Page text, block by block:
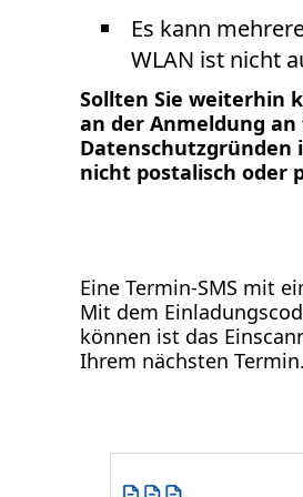
Es kann
WLAN ist nicht
Sollten Sie weiterhin
an der Anmeldung
Datenschutzgründen
nicht postalisch oder
Eine Termin-SMS mit
Mit dem
können ist das
Ihrem nächsten Termin.